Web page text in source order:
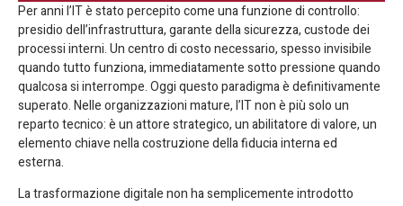
Per anni l’IT è stato percepito come una funzione di controllo:
presidio dell’infrastruttura, garante della sicurezza, custode dei
processi interni. Un centro di costo necessario, spesso invisibile
quando tutto funziona, immediatamente sotto pressione quando
qualcosa si interrompe. Oggi questo paradigma è definitivamente
superato. Nelle organizzazioni mature, l’IT non è più solo un
reparto tecnico: è un attore strategico, un abilitatore di valore, un
elemento chiave nella costruzione della fiducia interna ed
esterna.
La trasformazione digitale non ha semplicemente introdotto